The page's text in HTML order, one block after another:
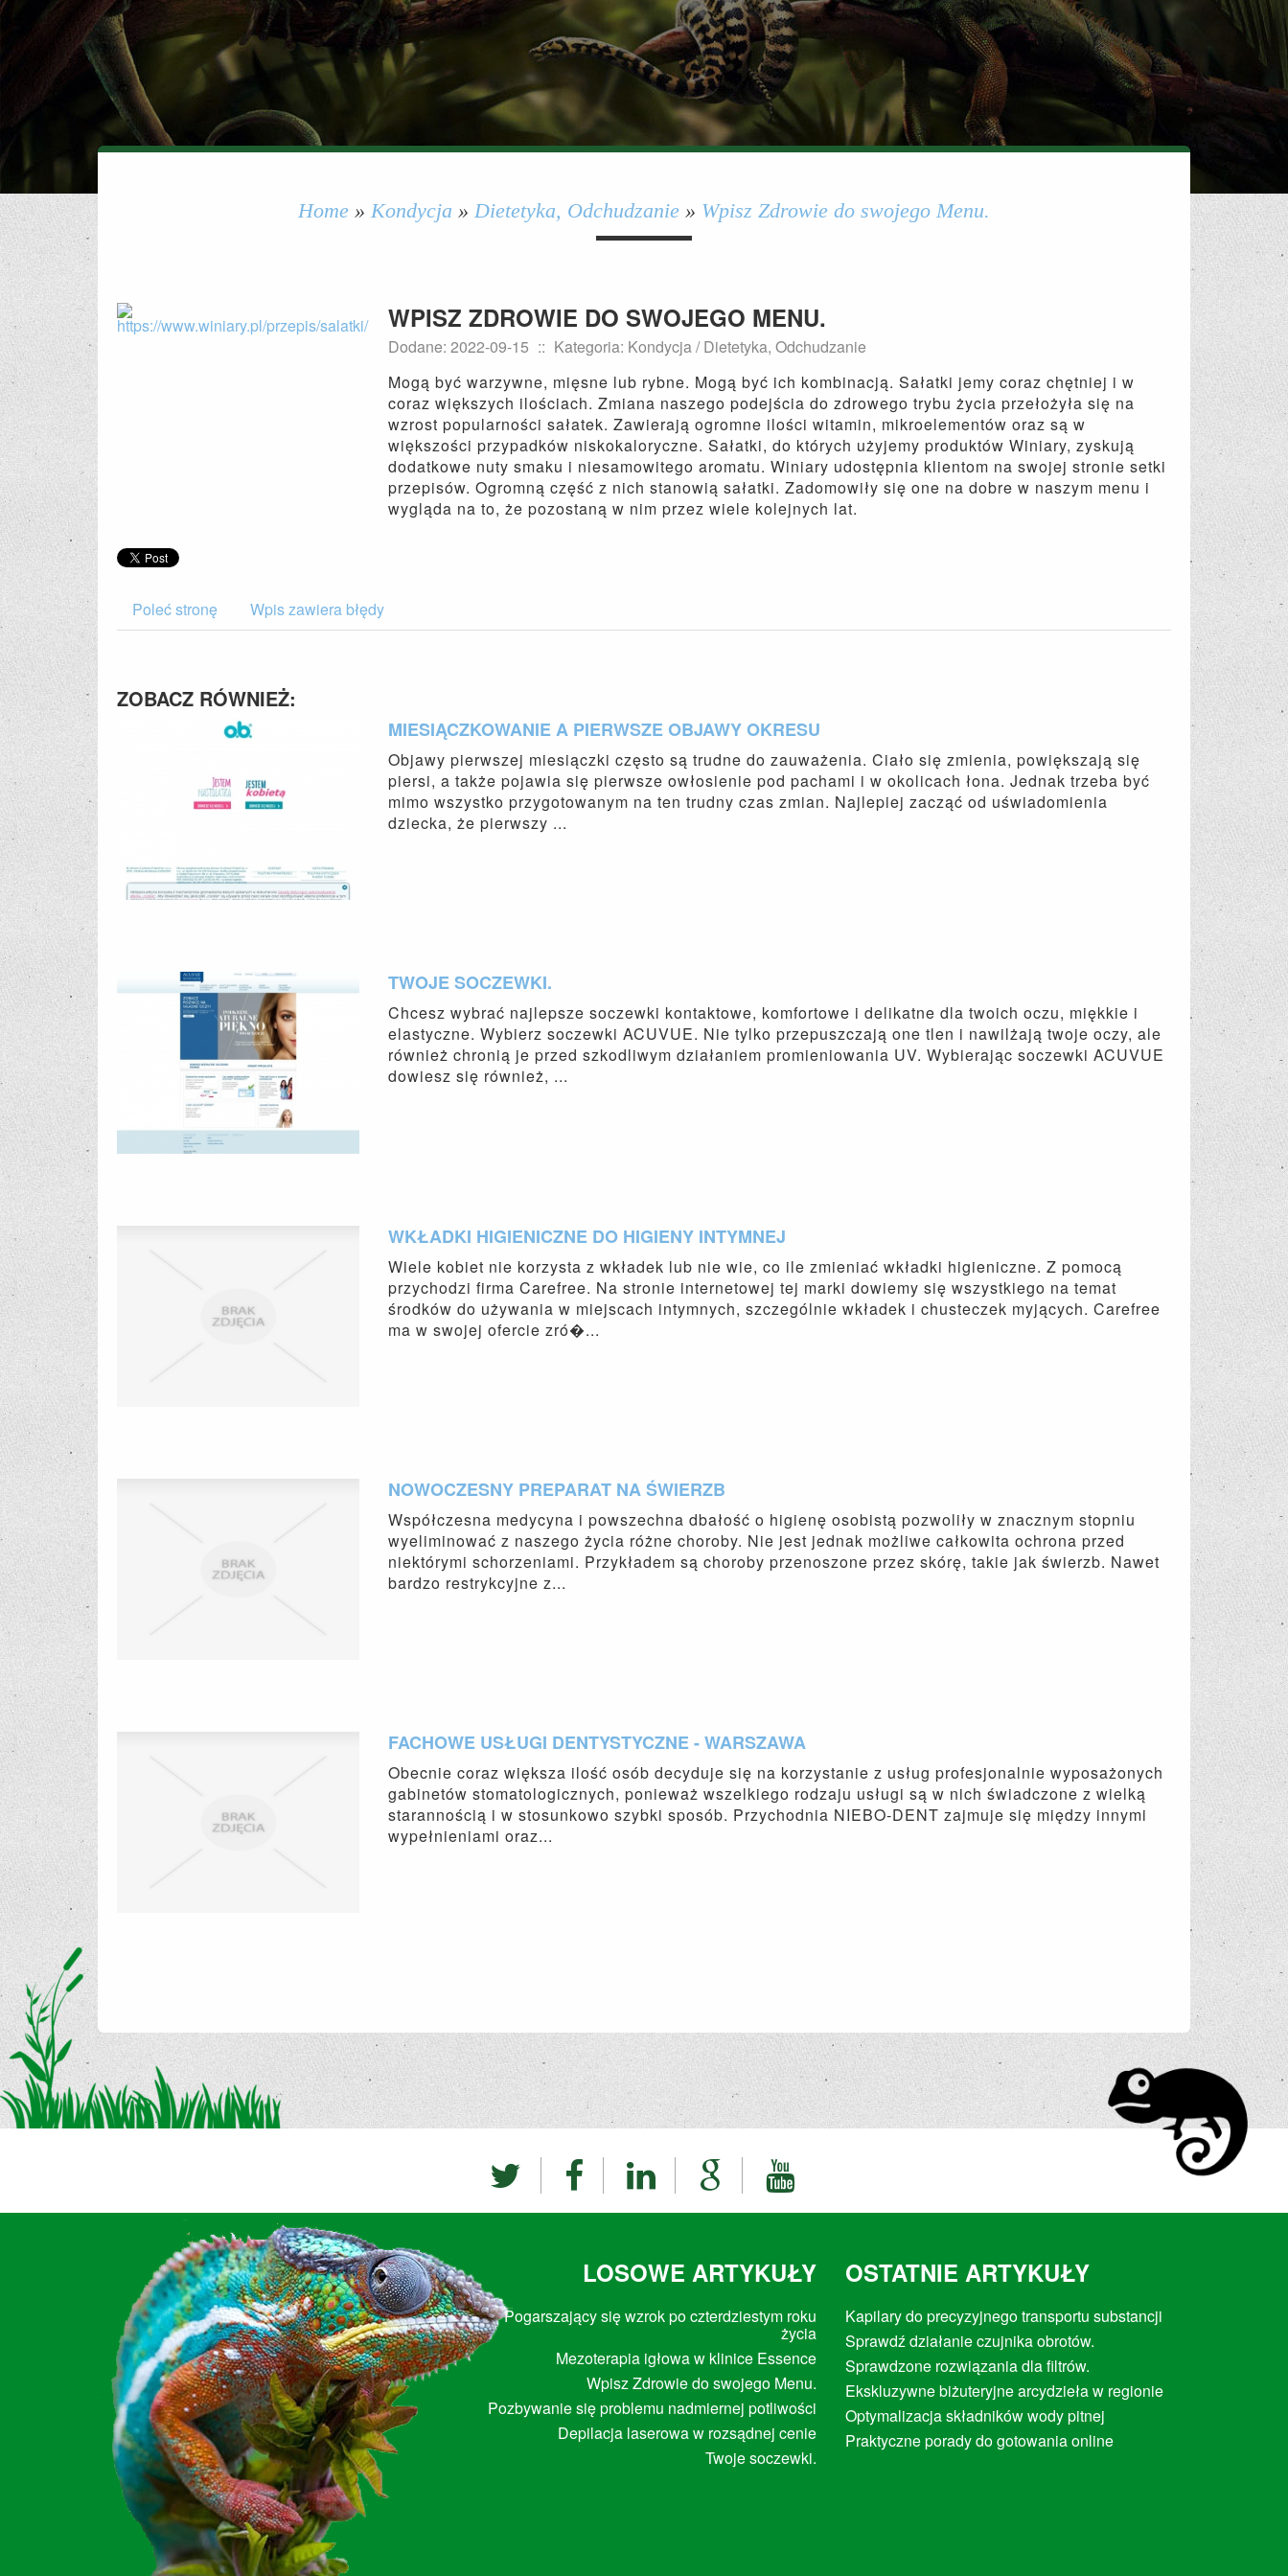
Home » Kondycja » Dietetyka, Odchudzanie » Wpisz Zdrowie do swojego Menu.
WPISZ ZDROWIE DO SWOJEGO MENU.
Dodane: 2022-09-15 :: Kategoria: Kondycja / Dietetyka, Odchudzanie
Mogą być warzywne, mięsne lub rybne. Mogą być ich kombinacją. Sałatki jemy coraz chętniej i w
coraz większych ilościach. Zmiana naszego podejścia do zdrowego trybu życia przełożyła się na
wzrost popularności sałatek. Zawierają ogromne ilości witamin, mikroelementów oraz są w
większości przypadków niskokaloryczne. Sałatki, do których użyjemy produktów Winiary, zyskują
dodatkowe nuty smaku i niesamowitego aromatu. Winiary udostępnia klientom na swojej stronie setki
przepisów. Ogromną część z nich stanowią sałatki. Zadomowiły się one na dobre w naszym menu i
wygląda na to, że pozostaną w nim przez wiele kolejnych lat.
Poleć stronę Wpis zawiera błędy
ZOBACZ RÓWNIEŻ:
MIESIĄCZKOWANIE A PIERWSZE OBJAWY OKRESU
Objawy pierwszej miesiączki często są trudne do zauważenia. Ciało się zmienia, powiększają się
piersi, a także pojawia się pierwsze owłosienie pod pachami i w okolicach łona. Jednak trzeba być
mimo wszystko przygotowanym na ten trudny czas zmian. Najlepiej zacząć od uświadomienia
dziecka, że pierwszy ...
TWOJE SOCZEWKI.
Chcesz wybrać najlepsze soczewki kontaktowe, komfortowe i delikatne dla twoich oczu, miękkie i
elastyczne. Wybierz soczewki ACUVUE. Nie tylko przepuszczają one tlen i nawilżają twoje oczy, ale
również chronią je przed szkodliwym działaniem promieniowania UV. Wybierając soczewki ACUVUE
dowiesz się również, ...
WKŁADKI HIGIENICZNE DO HIGIENY INTYMNEJ
Wiele kobiet nie korzysta z wkładek lub nie wie, co ile zmieniać wkładki higieniczne. Z pomocą
przychodzi firma Carefree. Na stronie internetowej tej marki dowiemy się wszystkiego na temat
środków do używania w miejscach intymnych, szczególnie wkładek i chusteczek myjących. Carefree
ma w swojej ofercie zró�...
NOWOCZESNY PREPARAT NA ŚWIERZB
Współczesna medycyna i powszechna dbałość o higienę osobistą pozwoliły w znacznym stopniu
wyeliminować z naszego życia różne choroby. Nie jest jednak możliwe całkowita ochrona przed
niektórymi schorzeniami. Przykładem są choroby przenoszone przez skórę, takie jak świerzb. Nawet
bardzo restrykcyjne z...
FACHOWE USŁUGI DENTYSTYCZNE - WARSZAWA
Obecnie coraz większa ilość osób decyduje się na korzystanie z usług profesjonalnie wyposażonych
gabinetów stomatologicznych, ponieważ wszelkiego rodzaju usługi są w nich świadczone z wielką
starannością i w stosunkowo szybki sposób. Przychodnia NIEBO-DENT zajmuje się między innymi
wypełnieniami oraz...
LOSOWE ARTYKUŁY
Pogarszający się wzrok po czterdziestym roku
życia
Mezoterapia igłowa w klinice Essence
Wpisz Zdrowie do swojego Menu.
Pozbywanie się problemu nadmiernej potliwości
Depilacja laserowa w rozsądnej cenie
Twoje soczewki.
OSTATNIE ARTYKUŁY
Kapilary do precyzyjnego transportu substancji
Sprawdź działanie czujnika obrotów.
Sprawdzone rozwiązania dla filtrów.
Ekskluzywne biżuteryjne arcydzieła w regionie
Optymalizacja składników wody pitnej
Praktyczne porady do gotowania online